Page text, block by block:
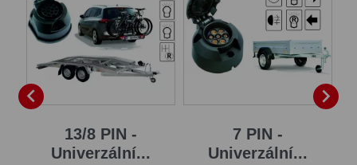

13/8 PIN -
Univerzální...
7 PIN -
Univerzální...
